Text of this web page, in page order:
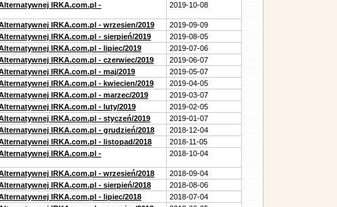
IRKA.com.pl -
2019-10-08
IRKA.com.pl - wrzesien/2019
2019-09-09
IRKA.com.pl - sierpień/2019
2019-08-05
IRKA.com.pl - lipiec/2019
2019-07-06
IRKA.com.pl - czerwiec/2019
2019-06-07
IRKA.com.pl - maj/2019
2019-05-07
IRKA.com.pl - kwiecien/2019
2019-04-05
IRKA.com.pl - marzec/2019
2019-03-07
IRKA.com.pl - luty/2019
2019-02-05
IRKA.com.pl - styczeń/2019
2019-01-07
IRKA.com.pl - grudzień/2018
2018-12-04
IRKA.com.pl - listopad/2018
2018-11-05
IRKA.com.pl -
2018-10-04
IRKA.com.pl - wrzesień/2018
2018-09-04
IRKA.com.pl - sierpień/2018
2018-08-06
IRKA.com.pl - lipiec/2018
2018-07-04